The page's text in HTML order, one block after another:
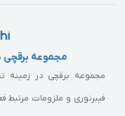
مجموعه برقچی
مجموعه برقچی در زمینه
فیبرنوری و ملزومات